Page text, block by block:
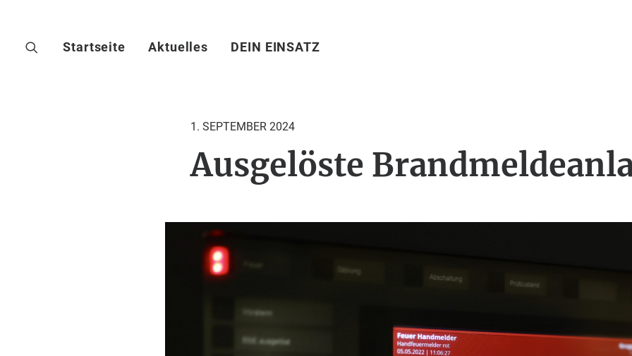
Startseite Aktuelles DEIN EINSATZ
1. SEPTEMBER 2024
Ausgelöste